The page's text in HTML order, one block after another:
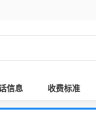
信息 收费标准